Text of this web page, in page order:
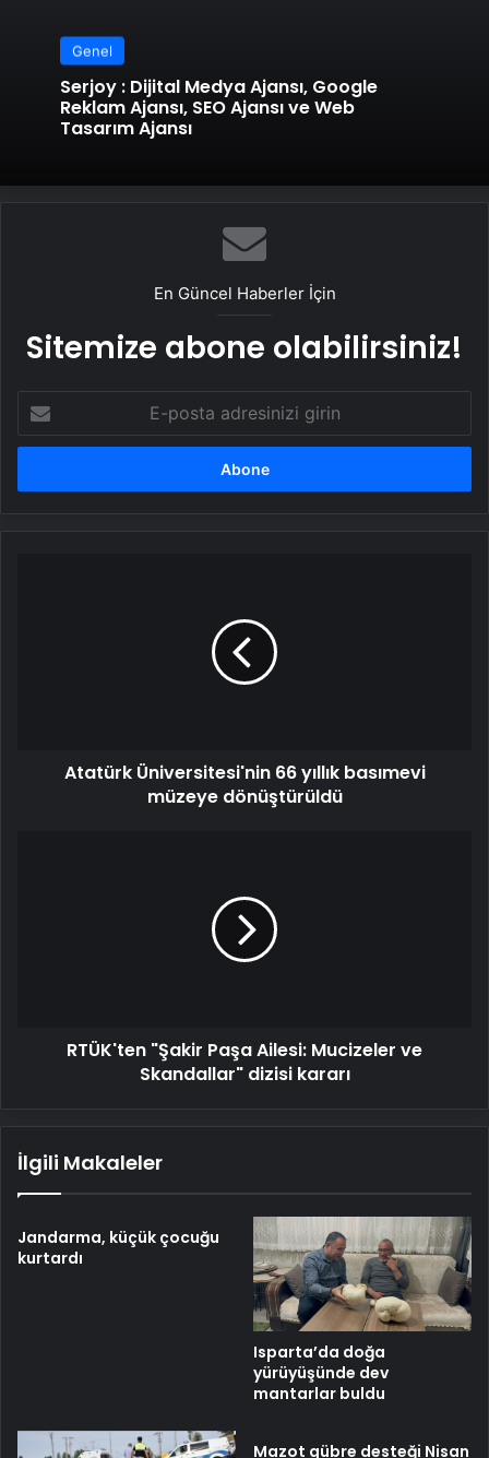
Genel
Serjoy : Dijital Medya Ajansı, Google
Reklam Ajansı, SEO Ajansı ve Web
Tasarım Ajansı
En Güncel Haberler İçin
Sitemize abone olabilirsiniz!
posta
adresinizi
Atatürk Üniversitesi'nin 66 yıllık basımevi
müzeye dönüştürüldü
RTÜK'ten "Şakir Paşa Ailesi: Mucizeler ve
Skandallar" dizisi kararı
İlgili Makaleler
Jandarma, küçük çocuğu
kurtardı
Isparta’da doğa
yürüyüşünde dev
mantarlar buldu
Mazot gübre desteği Nisan